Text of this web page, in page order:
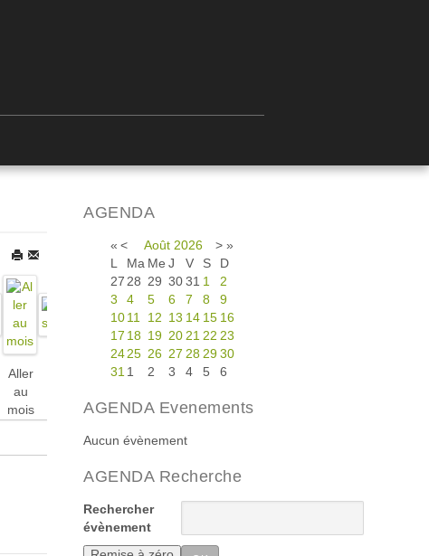
AGENDA
« < Août 2026 > »
L
Ma Me J V S
D
27 28 29 30 31 1
2
3
4 5 6 7 8
9
10 11 12 13 14 15 16
17 18 19 20 21 22 23
2425 26 27 28 29 30
31 1 2 3 4 5 6
AGENDA Evenements
Aucun évènement
AGENDA Recherche
Rechercher
évènement
Aller
au
mois